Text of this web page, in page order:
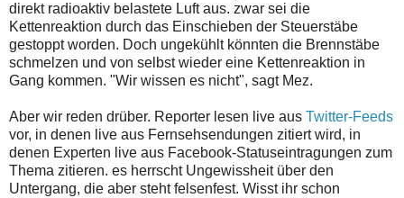
direkt radioaktiv belastete Luft aus. zwar sei die
Kettenreaktion durch das Einschieben der Steuerstäbe
gestoppt worden. Doch ungekühlt könnten die Brennstäbe
schmelzen und von selbst wieder eine Kettenreaktion in
Gang kommen. "Wir wissen es nicht", sagt Mez.
Aber wir reden drüber. Reporter lesen live aus Twitter-Feeds
vor, in denen live aus Fernsehsendungen zitiert wird, in
denen Experten live aus Facebook-Statuseintragungen zum
Thema zitieren. es herrscht Ungewissheit über den
Untergang, die aber steht felsenfest. Wisst ihr schon